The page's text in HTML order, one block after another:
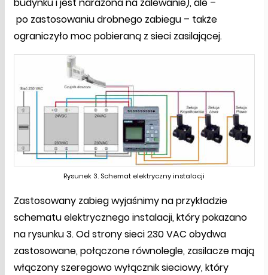
budynku i jest narażona na zalewanie), ale –
po zastosowaniu drobnego zabiegu – także
ograniczyło moc pobieraną z sieci zasilającej.
Rysunek 3. Schemat elektryczny instalacji
Zastosowany zabieg wyjaśnimy na przykładzie
schematu elektrycznego instalacji, który pokazano
na rysunku 3. Od strony sieci 230 VAC obydwa
zastosowane, połączone równolegle, zasilacze mają
włączony szeregowo wyłącznik sieciowy, który